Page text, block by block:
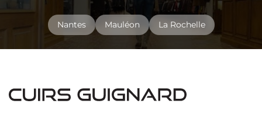
Nantes Mauléon La Rochelle